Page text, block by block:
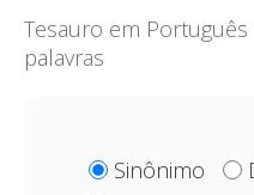
Tesauro em
palavras
Sinônimo